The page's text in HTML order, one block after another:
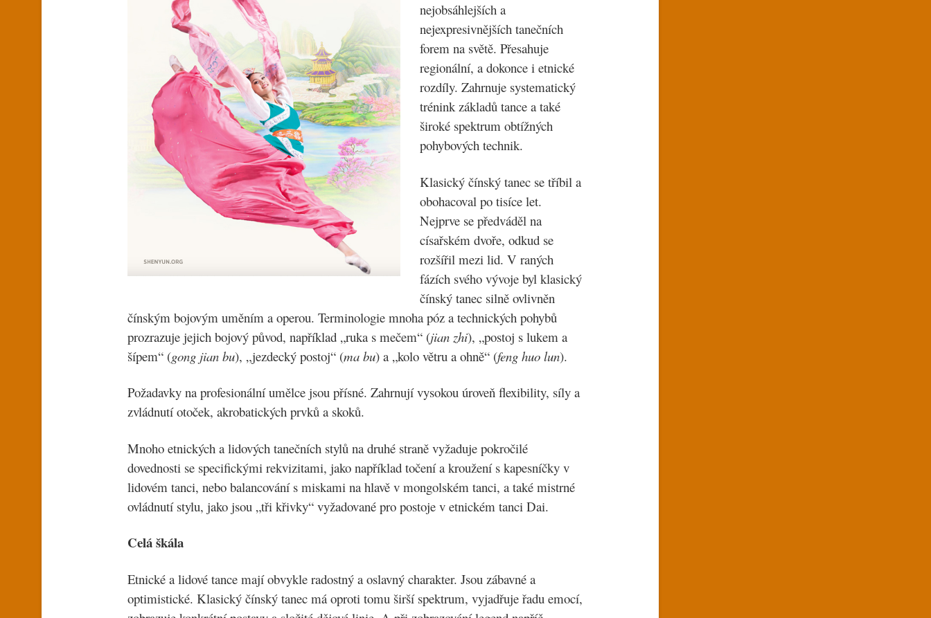
nejobsáhlejších a
nejexpresivnějších tanečních
forem na světě. Přesahuje
regionální, a dokonce i etnické
rozdíly. Zahrnuje systematický
trénink základů tance a také
široké spektrum obtížných
pohybových technik.
Klasický čínský tanec se tříbil a
obohacoval po tisíce let.
Nejprve se předváděl na
císařském dvoře, odkud se
rozšířil mezi lid. V raných
fázích svého vývoje byl klasický
čínský tanec silně ovlivněn
čínským bojovým uměním a operou. Terminologie mnoha póz a technických pohybů
prozrazuje jejich bojový původ, například „ruka s mečem“ (jian zhi), „postoj s lukem a
šípem“ (gong jian bu), „jezdecký postoj“ (ma bu) a „kolo větru a ohně“ (feng huo lun).
Požadavky na profesionální umělce jsou přísné. Zahrnují vysokou úroveň flexibility, síly a
zvládnutí otoček, akrobatických prvků a skoků.
Mnoho etnických a lidových tanečních stylů na druhé straně vyžaduje pokročilé
dovednosti se specifickými rekvizitami, jako například točení a kroužení s kapesníčky v
lidovém tanci, nebo balancování s miskami na hlavě v mongolském tanci, a také mistrné
ovládnutí stylu, jako jsou „tři křivky“ vyžadované pro postoje v etnickém tanci Dai.
Celá škála
Etnické a lidové tance mají obvykle radostný a oslavný charakter. Jsou zábavné a
optimistické. Klasický čínský tanec má oproti tomu širší spektrum, vyjadřuje řadu emocí,